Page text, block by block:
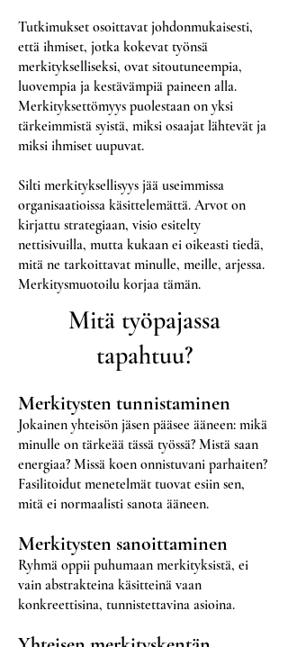
Tutkimukset osoittavat johdonmukaisesti,
että ihmiset, jotka kokevat työnsä
merkitykselliseksi, ovat sitoutuneempia,
luovempia ja kestävämpiä paineen alla.
Merkityksettömyys puolestaan on yksi
tärkeimmistä syistä, miksi osaajat lähtevät ja
miksi ihmiset uupuvat.
Silti merkityksellisyys jää useimmissa
organisaatioissa käsittelemättä. Arvot on
kirjattu strategiaan, visio esitelty
nettisivuilla, mutta kukaan ei oikeasti tiedä,
mitä ne tarkoittavat minulle, meille, arjessa.
Merkitysmuotoilu korjaa tämän.
Mitä työpajassa
tapahtuu?
Merkitysten tunnistaminen
Jokainen yhteisön jäsen pääsee ääneen: mikä
minulle on tärkeää tässä työssä? Mistä saan
energiaa? Missä koen onnistuvani parhaiten?
Fasilitoidut menetelmät tuovat esiin sen,
mitä ei normaalisti sanota ääneen.
Merkitysten sanoittaminen
Ryhmä oppii puhumaan merkityksistä, ei
vain abstrakteina käsitteinä vaan
konkreettisina, tunnistettavina asioina.